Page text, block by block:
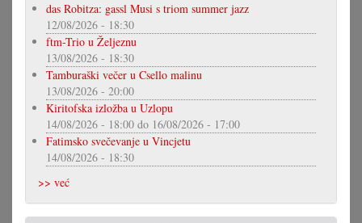
das Robitza: gassl Musi s triom summer jazz
12/08/2026 - 18:30
ftm-Trio u Željeznu
13/08/2026 - 18:30
Tamburaški večer u Csello malinu
13/08/2026 - 20:00
Kiritofska izložba u Uzlopu
14/08/2026 - 18:00 do 16/08/2026 - 17:00
Fatimsko svečevanje u Vincjetu
14/08/2026 - 18:30
>> već